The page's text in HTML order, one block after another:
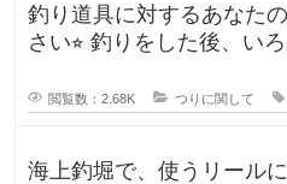
釣り道具に対するあなた
さい⭐︎ 釣りをした後、いろんなものが汚れたりし
閲覧数：2.68K つりに関して
海上釣堀で、使うリール